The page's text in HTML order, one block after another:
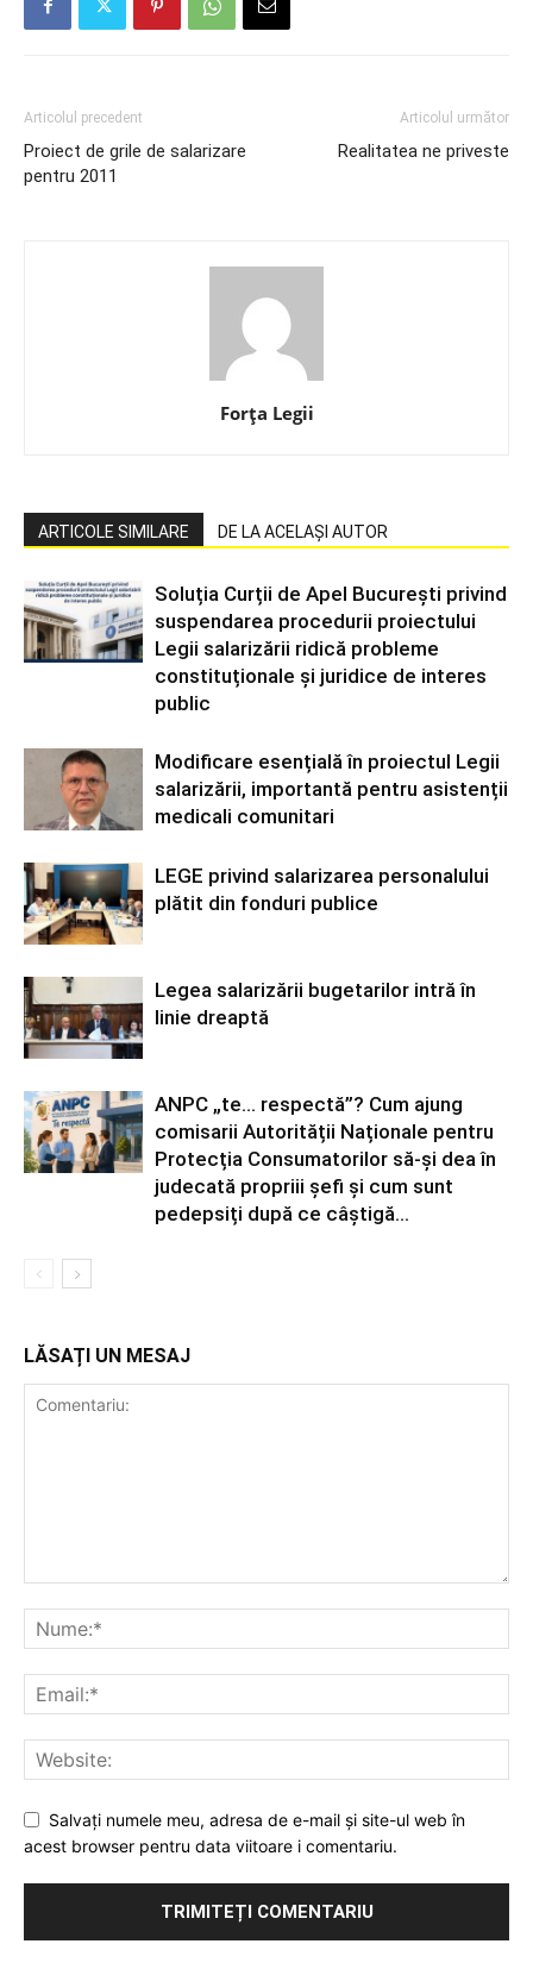
Articolul precedent
Proiect de grile de salarizare
pentru 2011
Articolul următor
Realitatea ne priveste
Forța Legii
ARTICOLE SIMILARE DE LA ACELAȘI AUTOR
Soluția Curții de Apel București privind
suspendarea procedurii proiectului
Legii salarizării ridică probleme
constituționale și juridice de interes
public
Modificare esențială în proiectul Legii
salarizării, importantă pentru asistenții
medicali comunitari
LEGE privind salarizarea personalului
plătit din fonduri publice
Legea salarizării bugetarilor intră în
linie dreaptă
ANPC „te… respectă”? Cum ajung
comisarii Autorității Naționale pentru
Protecția Consumatorilor să-și dea în
judecată propriii șefi și cum sunt
pedepsiți după ce câștigă...
LĂSAȚI UN MESAJ
Salvați numele meu, adresa de e-mail și site-ul web în
acest browser pentru data viitoare i comentariu.